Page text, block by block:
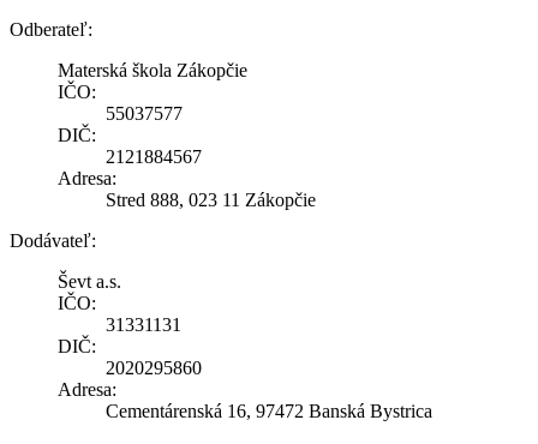
Odberateľ:
Materská škola Zákopčie
IČO:
55037577
DIČ:
2121884567
Adresa:
Stred 888, 023 11 Zákopčie
Dodávateľ:
Ševt a.s.
IČO:
31331131
DIČ:
2020295860
Adresa:
Cementárenská 16, 97472 Banská Bystrica